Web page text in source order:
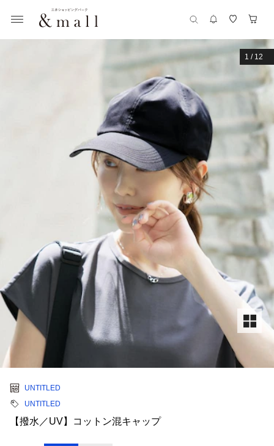
1 / 12
UNTITLED
UNTITLED
【撥水／UV】コットン混キャップ